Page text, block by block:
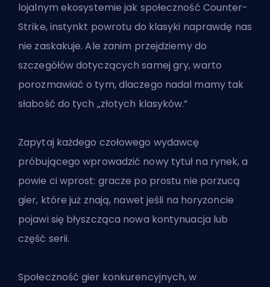
lojalnym ekosystemie jak społeczność Counter-
Strike, instynkt powrotu do klasyki naprawdę nas
nie zaskakuje. Ale zanim przejdziemy do
szczegółów dotyczących samej gry, warto
porozmawiać o tym, dlaczego nadal mamy tak
słabość do tych „złotych klasyków.”
Zapytaj każdego czołowego wydawcę
próbującego wprowadzić nowy tytuł na rynek, a
powie ci wprost: gracze po prostu nie porzucą
gier, które już znają, nawet jeśli na horyzoncie
pojawi się błyszcząca nowa kontynuacja lub
część serii.
Społeczność gier konkurencyjnych, w